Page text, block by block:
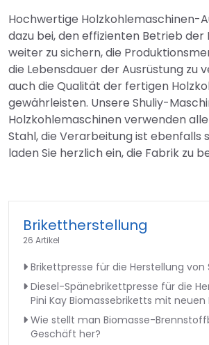
Hochwertige Holzkohlemaschinen-
dazu bei, den effizienten Betrieb der
weiter zu sichern, die
die Lebensdauer der Ausrüstung zu
auch die Qualität der fertigen
gewährleisten. Unsere Shuliy-
Holzkohlemaschinen verwenden
Stahl, die Verarbeitung ist ebenfalls
laden Sie herzlich ein, die Fabrik zu
Brikettherstellung
26 Artikel
Brikettpresse für die Herstellung
Diesel-Spänebrikettpresse für die
Pini Kay Biomassebriketts mit neuen
Wie stellt man Biomasse-
Geschäft her?